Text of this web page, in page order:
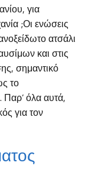
για
;Οι ενώσεις
ατσάλι
και στις
σημαντικό
το
όλα αυτά,
για τον